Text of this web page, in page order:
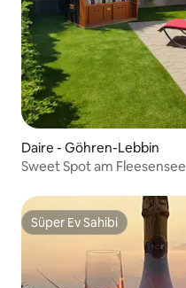
Daire - Göhren-Lebbin
Sweet Spot am Fleesensee
Süper Ev Sahibi
Süper Ev Sahibi